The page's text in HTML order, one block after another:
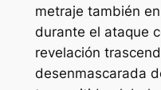
metraje también
durante el ataque
revelación
desenmascarada